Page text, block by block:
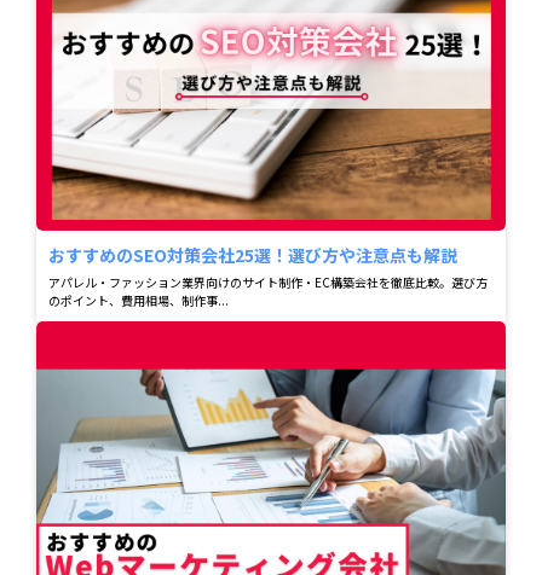
おすすめのSEO対策会社25選！選び方や注意点も解説
アパレル・ファッション業界向けのサイト制作・EC構築会社を徹底比較。選び方
のポイント、費用相場、制作事...